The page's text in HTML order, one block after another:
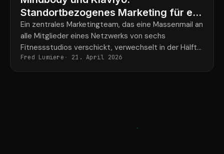
Standortbezogenes Marketing für ein
Krafttrainingsnetzwerk mit 6 Studios
Ein zentrales Marketingteam, das eine Massenmail an
alle Mitglieder eines Netzwerks von sechs
Fitnessstudios verschickt, verwechselt in der Hälfte
der Fälle den Namen des Trainers und die Adresse
des Fitnessstudios.
Fred Lumiere 21. April 2026